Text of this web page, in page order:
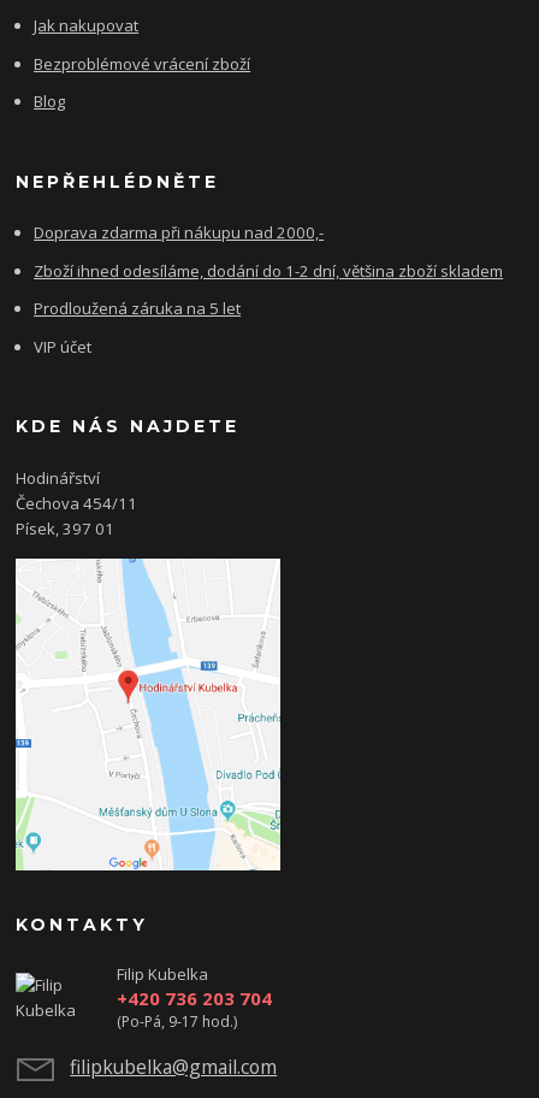
Jak nakupovat
Bezproblémové vrácení zboží
Blog
NEPŘEHLÉDNĚTE
Doprava zdarma při nákupu nad 2000,-
Zboží ihned odesíláme, dodání do 1-2 dní, většina zboží skladem
Prodloužená záruka na 5 let
VIP účet
KDE NÁS NAJDETE
Hodinářství
Čechova 454/11
Písek, 397 01
KONTAKTY
Filip Kubelka
+420 736 203 704
(Po-Pá, 9-17 hod.)
filipkubelka@gmail.com